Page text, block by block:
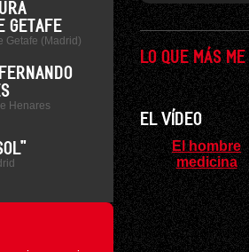
GETAFE
Getafe (Madrid)
Henares
LO QUE MÁS
EL VÍDEO
El hombre
medicina